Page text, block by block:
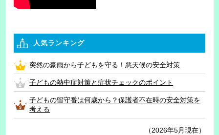
人気ランキング
突然の豪雨から子どもを守る！悪天候の安全対策
子どもの熱中症対策と症状チェックのポイント
子どもの留守番は何歳から？保護者不在時の安全対策を
考える
（2026年5月現在）